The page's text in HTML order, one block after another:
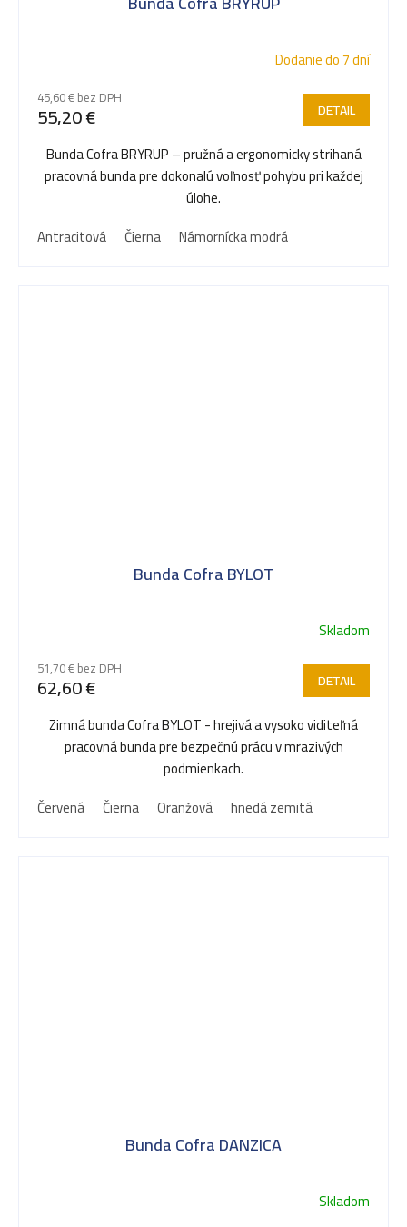
Dodanie do 7 dní
45,60 € bez DPH
55,20 € DETAIL
Bunda Cofra BRYRUP – pružná a ergonomicky strihaná
pracovná bunda pre dokonalú voľnosť pohybu pri každej
úlohe.
Antracitová
Čierna Námornícka modrá
Bunda Cofra BYLOT
Skladom
51,70 € bez DPH
62,60 € DETAIL
Zimná bunda Cofra BYLOT - hrejivá a vysoko viditeľná
pracovná bunda pre bezpečnú prácu v mrazivých
podmienkach.
Červená
Čierna Oranžová hnedá zemitá
Bunda Cofra DANZICA
Skladom